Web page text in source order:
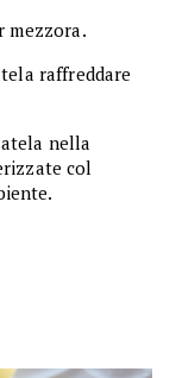
raffreddare
nella
col